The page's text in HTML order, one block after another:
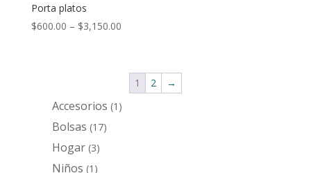
Porta platos
$600.00 – $3,150.00
1 2 →
Accesorios 1 1
Bolsas 1717
Hogar 33
productos
Niños 1 1